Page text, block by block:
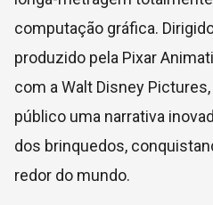
computação gráfica.
produzido pela Pixar
com aWalt Disney Pictures
público uma narrativa
dos brinquedos,
redor do mundo.